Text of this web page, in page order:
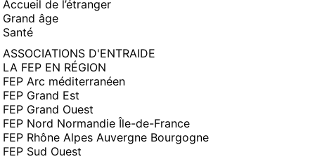
Accueil de l’étranger
Grand âge
Santé
ASSOCIATIONS D'ENTRAIDE
LA FEP EN RÉGION
FEP Arc méditerranéen
FEP Grand Est
FEP Grand Ouest
FEP Nord Normandie Île-de-France
FEP Rhône Alpes Auvergne Bourgogne
FEP Sud Ouest